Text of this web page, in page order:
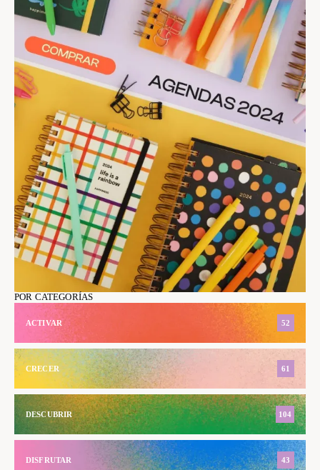
POR CATEGORÍAS
ACTIVAR 52
CRECER 61
DESCUBRIR 104
DISFRUTAR 43